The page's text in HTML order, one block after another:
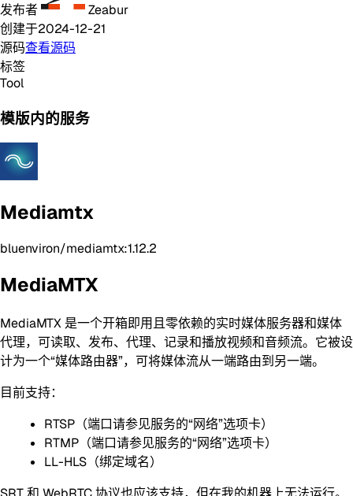
发布者
Zeabur
创建于2024-12-21
源码查看源码
标签
Tool
模版内的服务
Mediamtx
bluenviron/mediamtx:1.12.2
MediaMTX
MediaMTX 是一个开箱即用且零依赖的实时媒体服务器和媒体
代理，可读取、发布、代理、记录和播放视频和音频流。它被设
计为一个“媒体路由器”，可将媒体流从一端路由到另一端。
目前支持：
RTSP（端口请参见服务的“网络”选项卡）
RTMP（端口请参见服务的“网络”选项卡）
LL-HLS（绑定域名）